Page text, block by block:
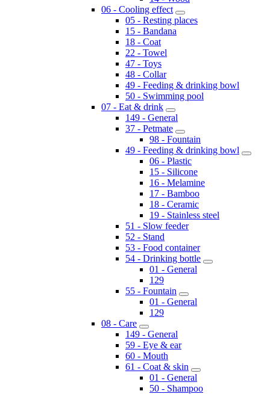
06 - Cooling effect
05 - Resting places
15 - Bandana
18 - Coat
22 - Towel
47 - Toys
48 - Collar
49 - Feeding & drinking bowl
50 - Swimming pool
07 - Eat & drink
149 - General
37 - Petmate
98 - Fountain
49 - Feeding & drinking bowl
06 - Plastic
15 - Silicone
16 - Melamine
17 - Bamboo
18 - Ceramic
19 - Stainless steel
51 - Slow feeder
52 - Stand
53 - Food container
54 - Drinking bottle
01 - General
129
55 - Fountain
01 - General
129
08 - Care
149 - General
59 - Eye & ear
60 - Mouth
61 - Coat & skin
01 - General
50 - Shampoo